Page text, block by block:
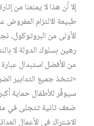
إلا أن هذا لا يمنعنا من
طبيعة الالتزام المفروض
الأولى من البروتوكول،
رهين بسلوك الدولة لا
من الأفضل استبدال
«تتخذ جميع التدابير
سيوفِّر للأطفال حماية
ضعف ثانية تتجلى في
الاشتراك في الأعمال